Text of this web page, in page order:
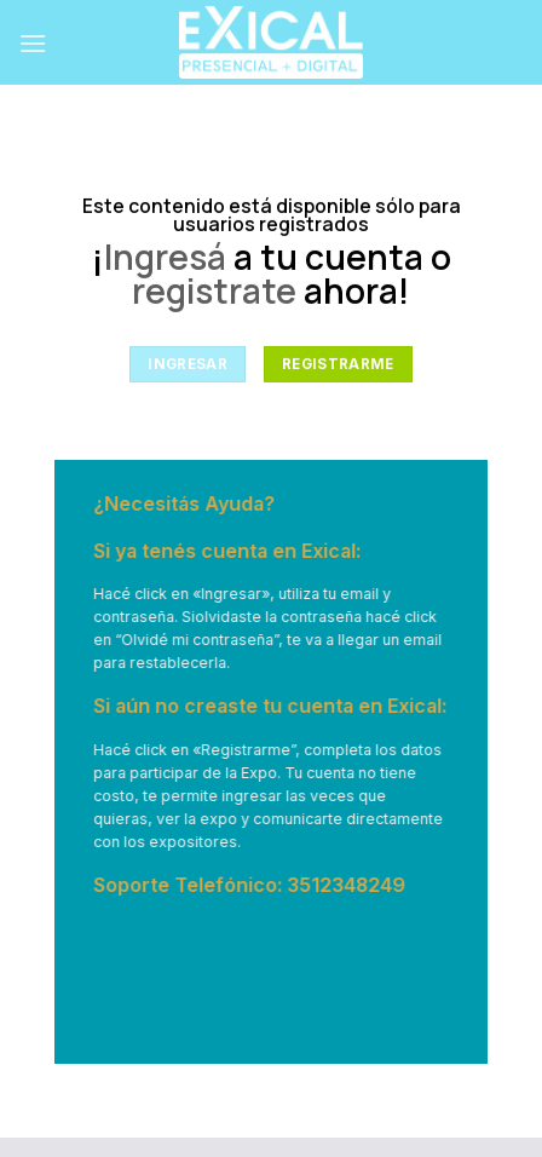
Este contenido está disponible sólo para
usuarios registrados
¡Ingresá a tu cuenta o
registrate ahora!
INGRESAR REGISTRARME
¿Necesitás Ayuda?
Si ya tenés cuenta en Exical:
Hacé click en «Ingresar», utiliza tu email y
contraseña. Siolvidaste la contraseña hacé click
en “Olvidé mi contraseña”, te va a llegar un email
para restablecerla.
Si aún no creaste tu cuenta en Exical:
Hacé click en «Registrarme”, completa los datos
para participar de la Expo. Tu cuenta no tiene
costo, te permite ingresar las veces que
quieras, ver la expo y comunicarte directamente
con los expositores.
Soporte Telefónico: 3512348249